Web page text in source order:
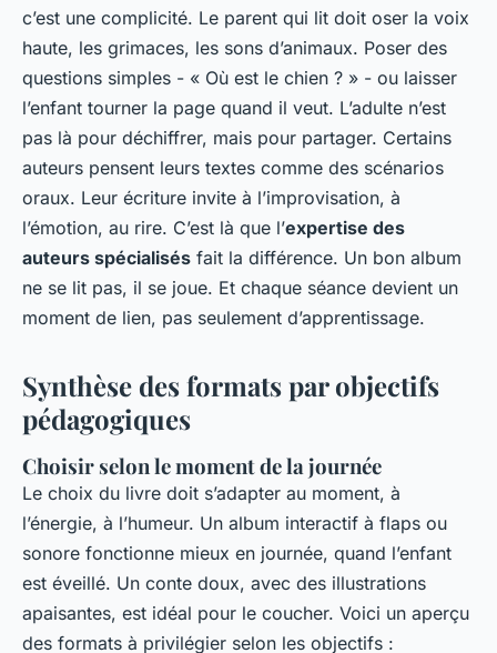
c’est une complicité. Le parent qui lit doit oser la voix
haute, les grimaces, les sons d’animaux. Poser des
questions simples - « Où est le chien ? » - ou laisser
l’enfant tourner la page quand il veut. L’adulte n’est
pas là pour déchiffrer, mais pour partager. Certains
auteurs pensent leurs textes comme des scénarios
oraux. Leur écriture invite à l’improvisation, à
l’émotion, au rire. C’est là que l’expertise des
auteurs spécialisés fait la différence. Un bon album
ne se lit pas, il se joue. Et chaque séance devient un
moment de lien, pas seulement d’apprentissage.
Synthèse des formats par objectifs
pédagogiques
Choisir selon le moment de la journée
Le choix du livre doit s’adapter au moment, à
l’énergie, à l’humeur. Un album interactif à flaps ou
sonore fonctionne mieux en journée, quand l’enfant
est éveillé. Un conte doux, avec des illustrations
apaisantes, est idéal pour le coucher. Voici un aperçu
des formats à privilégier selon les objectifs :